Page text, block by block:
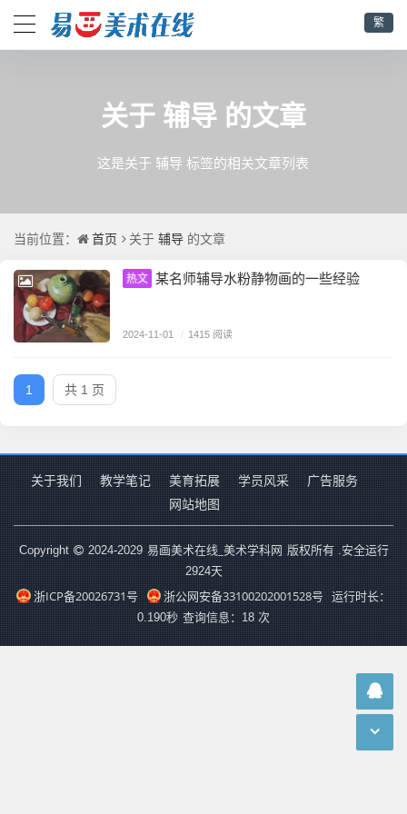
繁
关于 辅导 的文章
这是关于 辅导 标签的相关文章列表
当前位置： 首页 关于 辅导 的文章
热文 某名师辅导水粉静物画的一些经验
2024-11-01 / 1415 阅读
1 共 1 页
关于我们 教学笔记 美育拓展 学员风采
广告服务
网站地图
Copyright 2024-2029 易画美术在线_美术学科网 版权所有 .安全运行
2924天
浙ICP备20026731号 浙公网安备33100202001528号
运行时长：
0.190秒 查询信息：18 次